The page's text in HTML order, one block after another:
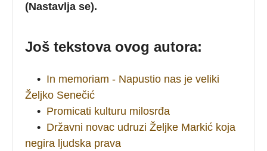
(Nastavlja se).
Još tekstova ovog autora:
• In memoriam - Napustio nas je veliki
Željko Senečić
• Promicati kulturu milosrđa
• Državni novac udruzi Željke Markić koja
negira ljudska prava